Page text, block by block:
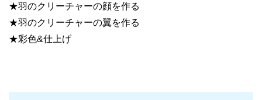
★羽のクリーチャーの顔を作る
★羽のクリーチャーの翼を作る
★彩色&仕上げ